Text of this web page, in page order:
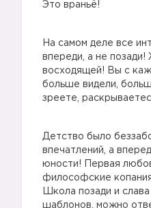
Это враньё!
На самом деле все
впереди, а не позади!
восходящей! Вы с
больше видели,
зреете,
Детство было
впечатлений, а
юности! Первая
философские
Школа позади и
шаблонов, можно